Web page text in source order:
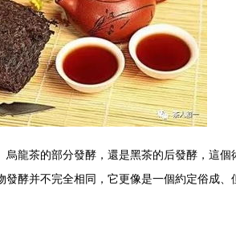
龍茶的部分發酵，還是黑茶的后發酵，這
酵并不完全相同，它更像是一個約定俗成、